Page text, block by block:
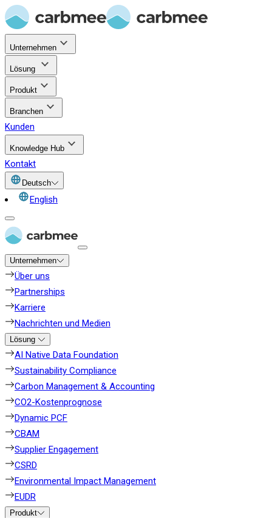
Unternehmen
Lösung
Produkt
Branchen
Kunden
Knowledge Hub
Kontakt
Deutsch
English
Unternehmen
Über uns
Partnerships
Karriere
Nachrichten und Medien
Lösung
AI Native Data Foundation
Sustainability Compliance
Carbon Management & Accounting
CO2-Kostenprognose
Dynamic PCF
CBAM
Supplier Engagement
CSRD
Environmental Impact Management
EUDR
Produkt